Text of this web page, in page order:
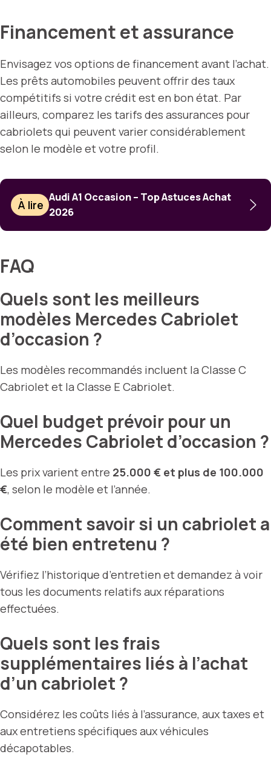
Financement et assurance
Envisagez vos options de financement avant l’achat.
Les prêts automobiles peuvent offrir des taux
compétitifs si votre crédit est en bon état. Par
ailleurs, comparez les tarifs des assurances pour
cabriolets qui peuvent varier considérablement
selon le modèle et votre profil.
À lire
Audi A1 Occasion – Top Astuces Achat
2026
FAQ
Quels sont les meilleurs
modèles Mercedes Cabriolet
d’occasion ?
Les modèles recommandés incluent la Classe C
Cabriolet et la Classe E Cabriolet.
Quel budget prévoir pour un
Mercedes Cabriolet d’occasion ?
Les prix varient entre 25.000 € et plus de 100.000
€, selon le modèle et l’année.
Comment savoir si un cabriolet a
été bien entretenu ?
Vérifiez l’historique d’entretien et demandez à voir
tous les documents relatifs aux réparations
effectuées.
Quels sont les frais
supplémentaires liés à l’achat
d’un cabriolet ?
Considérez les coûts liés à l’assurance, aux taxes et
aux entretiens spécifiques aux véhicules
décapotables.